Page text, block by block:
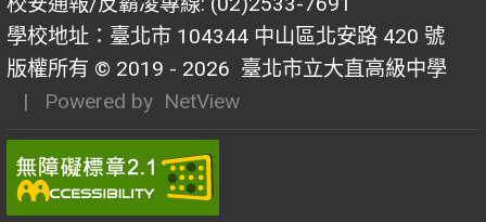
學校地址：臺北市 104344 中山區北安路 420 號
版權所有 © 2019 - 2026 臺北市立大直高級中學
| Powered by NetView